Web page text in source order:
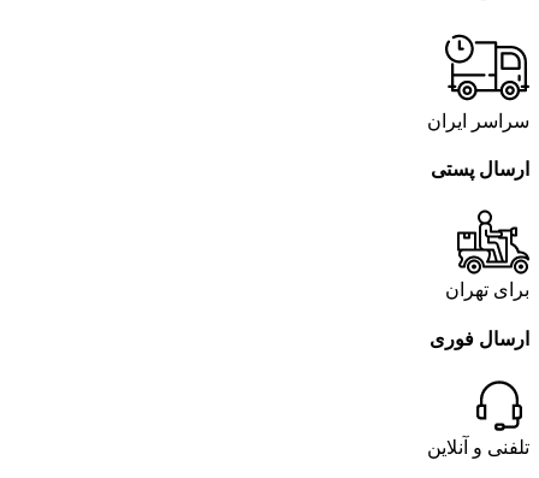
سراسر ایران
ارسال پستی
برای تهران
ارسال فوری
تلفنی و آنلاین